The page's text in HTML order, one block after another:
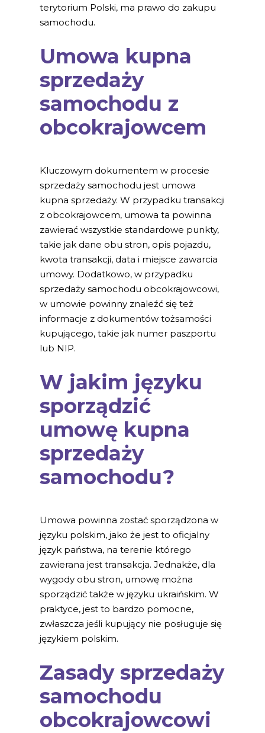
terytorium Polski, ma prawo do zakupu
samochodu.
Umowa kupna
sprzedaży
samochodu z
obcokrajowcem
Kluczowym dokumentem w procesie
sprzedaży samochodu jest umowa
kupna sprzedaży. W przypadku transakcji
z obcokrajowcem, umowa ta powinna
zawierać wszystkie standardowe punkty,
takie jak dane obu stron, opis pojazdu,
kwota transakcji, data i miejsce zawarcia
umowy. Dodatkowo, w przypadku
sprzedaży samochodu obcokrajowcowi,
w umowie powinny znaleźć się też
informacje z dokumentów tożsamości
kupującego, takie jak numer paszportu
lub NIP.
W jakim języku
sporządzić
umowę kupna
sprzedaży
samochodu?
Umowa powinna zostać sporządzona w
języku polskim, jako że jest to oficjalny
język państwa, na terenie którego
zawierana jest transakcja. Jednakże, dla
wygody obu stron, umowę można
sporządzić także w języku ukraińskim. W
praktyce, jest to bardzo pomocne,
zwłaszcza jeśli kupujący nie posługuje się
językiem polskim.
Zasady sprzedaży
samochodu
obcokrajowcowi